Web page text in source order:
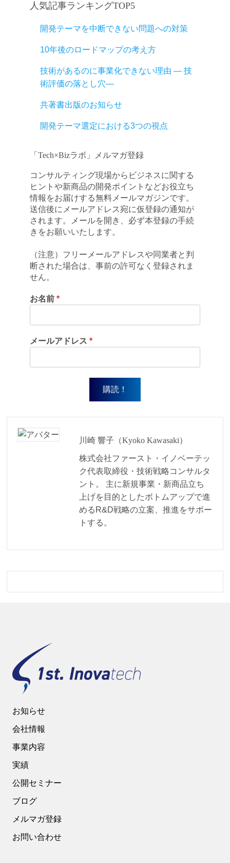
人気記事ランキングTOP5
開発テーマを中断できない問題への対策
10年後のロードマップの考え方
技術があるのに事業化できない理由 ― 技
術評価の落とし穴―
共著書出版のお知らせ
開発テーマ選定における3つの視点
「Tech×Bizラボ」メルマガ登録
コンサルティング現場からビジネスに関する
ヒントや新商品の開発ポイントなどお役立ち
情報をお届けする無料メールマガジンです。
送信後にメールアドレス宛に仮登録の通知が
されます。メールを開き、必ず本登録の手続
きをお願いいたします。
（注意）フリーメールアドレスや同業者と判
断された場合は、事前の許可なく登録されま
せん。
お名前*
メールアドレス*
川崎 響子（Kyoko Kawasaki）
株式会社ファースト・イノベーテッ
ク代表取締役・技術戦略コンサルタ
ント。 主に新規事業・新商品立ち
上げを目的としたボトムアップで進
めるR&D戦略の立案、推進をサポー
トする。
お知らせ
会社情報
事業内容
実績
公開セミナー
ブログ
メルマガ登録
お問い合わせ